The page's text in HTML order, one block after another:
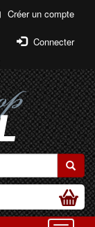
Créer un compte
Connecter